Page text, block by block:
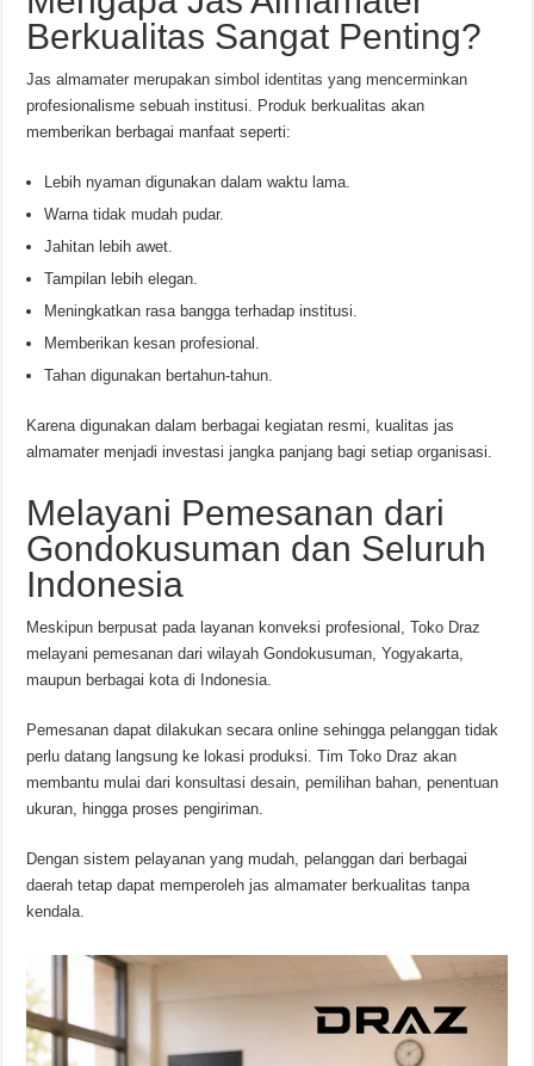
Berkualitas Sangat Penting?
Jas almamater merupakan simbol identitas yang mencerminkan
profesionalisme sebuah institusi. Produk berkualitas akan
memberikan berbagai manfaat seperti:
Lebih nyaman digunakan dalam waktu lama.
Warna tidak mudah pudar.
Jahitan lebih awet.
Tampilan lebih elegan.
Meningkatkan rasa bangga terhadap institusi.
Memberikan kesan profesional.
Tahan digunakan bertahun-tahun.
Karena digunakan dalam berbagai kegiatan resmi, kualitas jas
almamater menjadi investasi jangka panjang bagi setiap organisasi.
Melayani Pemesanan dari
Gondokusuman dan Seluruh
Indonesia
Meskipun berpusat pada layanan konveksi profesional, Toko Draz
melayani pemesanan dari wilayah Gondokusuman, Yogyakarta,
maupun berbagai kota di Indonesia.
Pemesanan dapat dilakukan secara online sehingga pelanggan tidak
perlu datang langsung ke lokasi produksi. Tim Toko Draz akan
membantu mulai dari konsultasi desain, pemilihan bahan, penentuan
ukuran, hingga proses pengiriman.
Dengan sistem pelayanan yang mudah, pelanggan dari berbagai
daerah tetap dapat memperoleh jas almamater berkualitas tanpa
kendala.